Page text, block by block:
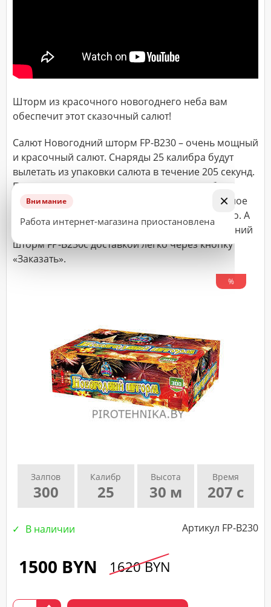
×
Внимание
Работа интернет-магазина приостановлена
%
Залпов
300
Калибр
25
Высота
30 м
Время
207 с
Шторм из красочного новогоднего неба вам
обеспечит этот сказочный салют!
Салют Новогодний шторм FP-B230 – очень мощный
и красочный салют. Снаряды 25 калибра будут
вылетать из упаковки салюта в течение 205 секунд.
Продолжительность поражает! Всего в наборе
ровно 300 залпов, поэтому веселое праздничное
настроение будет поддерживаться очень долго. А
говорят и весь год! Купить фейерверк Новогодний
шторм FP-B230с доставкой легко через кнопку
«Заказать».
В наличии Артикул FP-B230
1500 BYN 1620 BYN
Адрес
(город,
улица,
квартира),
время
доставки*
ВАЖНО!
Заказ
считается
к
только